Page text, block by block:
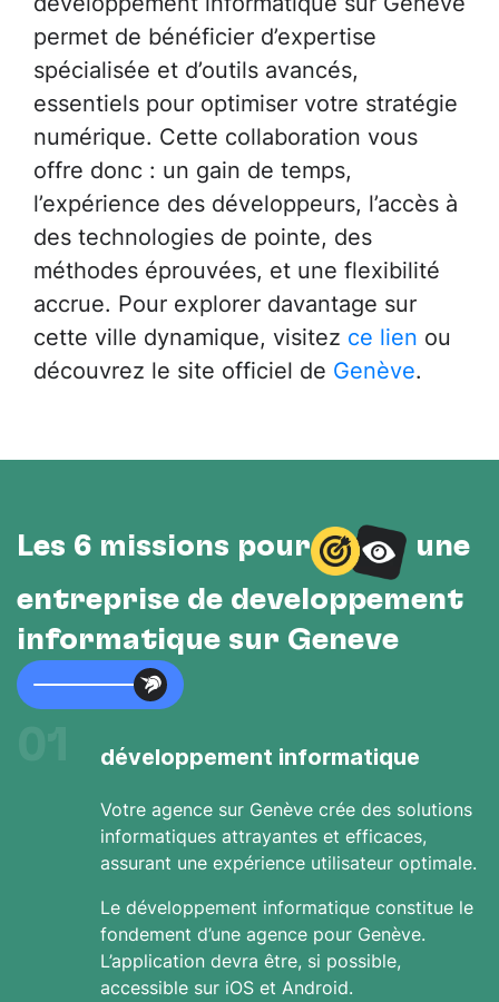
permet de bénéficier d’expertise
spécialisée et d’outils avancés,
essentiels pour optimiser votre stratégie
numérique. Cette collaboration vous
offre donc : un gain de temps,
l’expérience des développeurs, l’accès à
des technologies de pointe, des
méthodes éprouvées, et une flexibilité
accrue. Pour explorer davantage sur
cette ville dynamique, visitez ce lien ou
découvrez le site officiel de Genève.
Les 6 missions pour
une
entreprise de développement
informatique sur Genève
développement informatique
Votre agence sur Genève crée des solutions
informatiques attrayantes et efficaces,
assurant une expérience utilisateur optimale.
Le développement informatique constitue le
fondement d’une agence pour Genève.
L’application devra être, si possible,
accessible sur iOS et Android.